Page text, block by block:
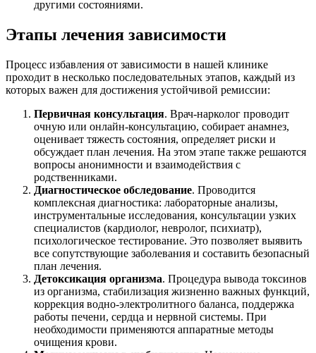
другими состояниями.
Этапы лечения зависимости
Процесс избавления от зависимости в нашей клинике
проходит в несколько последовательных этапов, каждый из
которых важен для достижения устойчивой ремиссии:
Первичная консультация. Врач-нарколог проводит
очную или онлайн-консультацию, собирает анамнез,
оценивает тяжесть состояния, определяет риски и
обсуждает план лечения. На этом этапе также решаются
вопросы анонимности и взаимодействия с
родственниками.
Диагностическое обследование. Проводится
комплексная диагностика: лабораторные анализы,
инструментальные исследования, консультации узких
специалистов (кардиолог, невролог, психиатр),
психологическое тестирование. Это позволяет выявить
все сопутствующие заболевания и составить безопасный
план лечения.
Детоксикация организма. Процедура вывода токсинов
из организма, стабилизация жизненно важных функций,
коррекция водно-электролитного баланса, поддержка
работы печени, сердца и нервной системы. При
необходимости применяются аппаратные методы
очищения крови.